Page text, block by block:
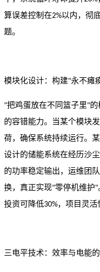
算误差控制在2%以内，彻
题。
模块化设计：构建"永不瘫
"把鸡蛋放在不同篮子里"的
的容错能力。当某个模块
荷，确保系统持续运行。
设计的储能系统在经历沙
的功率稳定输出，运维团
换，真正实现"零停机维护"
投资可降低30%，项目灵活
三电平技术：效率与电能